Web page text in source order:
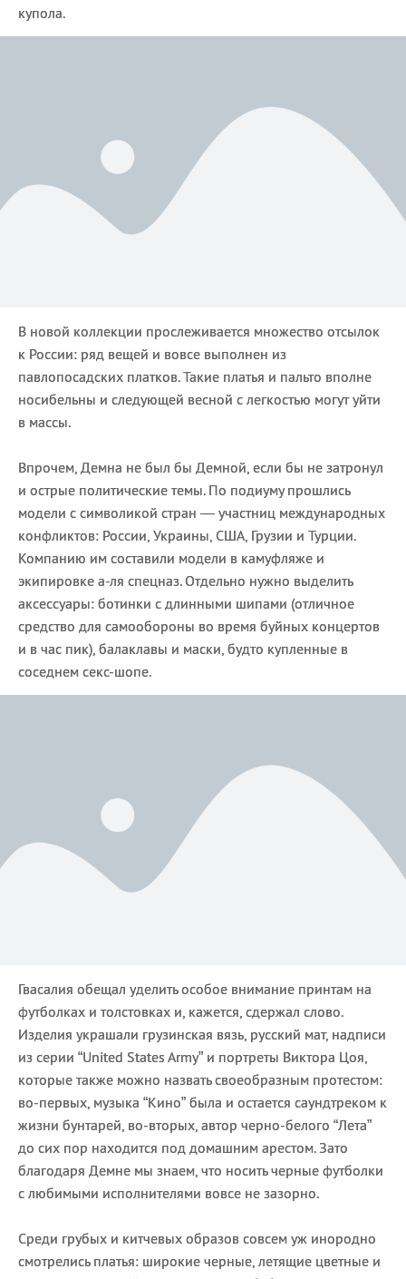
купола.
В новой коллекции прослеживается множество отсылок
к России: ряд вещей и вовсе выполнен из
павлопосадских платков. Такие платья и пальто вполне
носибельны и следующей весной с легкостью могут уйти
в массы.
Впрочем, Демна не был бы Демной, если бы не затронул
и острые политические темы. По подиуму прошлись
модели с символикой стран — участниц международных
конфликтов: России, Украины, США, Грузии и Турции.
Компанию им составили модели в камуфляже и
экипировке а-ля спецназ. Отдельно нужно выделить
аксессуары: ботинки с длинными шипами (отличное
средство для самообороны во время буйных концертов
и в час пик), балаклавы и маски, будто купленные в
соседнем секс-шопе.
Гвасалия обещал уделить особое внимание принтам на
футболках и толстовках и, кажется, сдержал слово.
Изделия украшали грузинская вязь, русский мат, надписи
из серии “United States Army” и портреты Виктора Цоя,
которые также можно назвать своеобразным протестом:
во-первых, музыка “Кино” была и остается саундтреком к
жизни бунтарей, во-вторых, автор черно-белого “Лета”
до сих пор находится под домашним арестом. Зато
благодаря Демне мы знаем, что носить черные футболки
с любимыми исполнителями вовсе не зазорно.
Среди грубых и китчевых образов совсем уж инородно
смотрелись платья: широкие черные, летящие цветные и